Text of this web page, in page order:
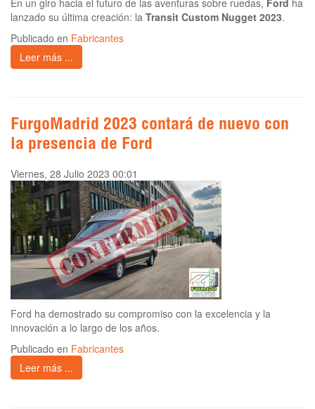
En un giro hacia el futuro de las aventuras sobre ruedas, Ford ha
lanzado su última creación: la Transit Custom Nugget 2023.
Publicado en Fabricantes
Leer más ...
FurgoMadrid 2023 contará de nuevo con
la presencia de Ford
Viernes, 28 Julio 2023 00:01
Ford ha demostrado su compromiso con la excelencia y la
innovación a lo largo de los años.
Publicado en Fabricantes
Leer más ...